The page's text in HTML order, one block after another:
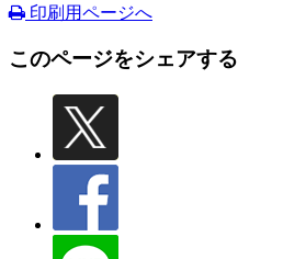
印刷用ページへ
このページをシェアする